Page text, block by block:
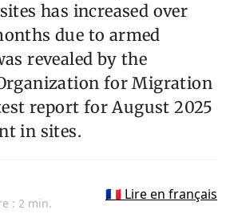
has increased over
due to armed
revealed by the
for Migration
report for August 2025
in sites.
: 2 min.
🇫🇷 Lire en français